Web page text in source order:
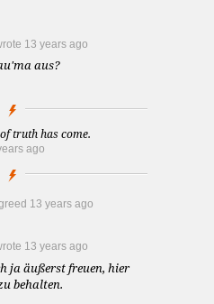
13 years ago
aus?
truth has come.
ago
13 years ago
13 years ago
ja äußerst freuen, hier
behalten.